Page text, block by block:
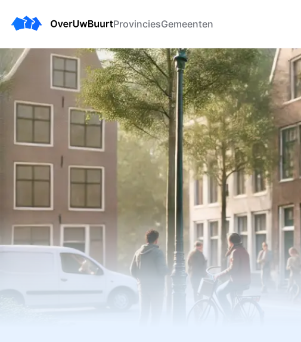
ProvinciesGemeenten